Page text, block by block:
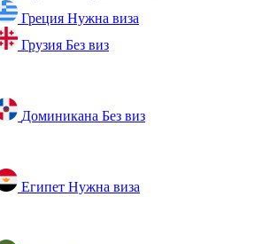
Греция Нужна виза
Грузия Без виз
Доминикана Без виз
Египет Нужна виза